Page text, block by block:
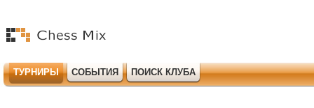
ТУРНИРЫ СОБЫТИЯ ПОИСК КЛУБА